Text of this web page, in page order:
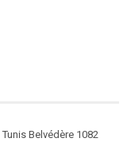
Belvédère 1082